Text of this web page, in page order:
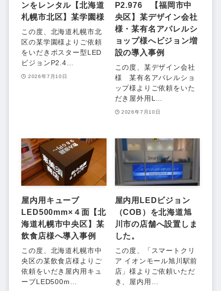
ンをレンタル【北海道
札幌市北区】某学園様
この度、北海道札幌市北
区の某学園様よりご依頼
をいだきポスター型LED
ビジョンP2.4…
2026年7月10日
P2.976 【福岡市中
央区】某デザイン会社
様・某有名アパレルシ
ョップ様へビジョン増
設の導入事例
この度、某デザイン会社
様 某有名アパレルショ
ップ様よりご依頼をいた
だき屋外用L…
2026年7月10日
屋内用キューブ
LED500mm×４面【北
海道札幌市中央区】某
飲食店様へ導入事例
この度、北海道札幌市中
央区の某飲食店様よりご
依頼をいだき屋内用キュ
ーブLED500m…
屋内用LEDビジョン
（COB）を北海道旭
川市の店舗へ設置しま
した。
この度、「スマートクリ
ア イオンモール旭川駅前
店」様よりご依頼いただ
き、屋内用…